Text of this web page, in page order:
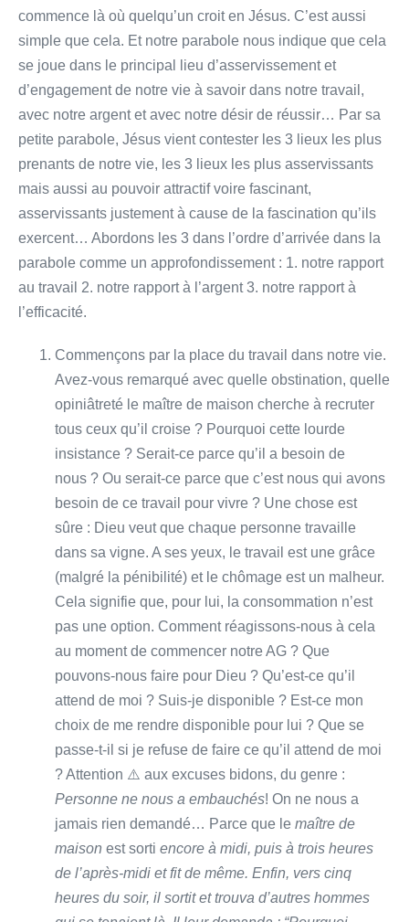
commence là où quelqu’un croit en Jésus. C’est aussi
simple que cela. Et notre parabole nous indique que cela
se joue dans le principal lieu d’asservissement et
d’engagement de notre vie à savoir dans notre travail,
avec notre argent et avec notre désir de réussir… Par sa
petite parabole, Jésus vient contester les 3 lieux les plus
prenants de notre vie, les 3 lieux les plus asservissants
mais aussi au pouvoir attractif voire fascinant,
asservissants justement à cause de la fascination qu’ils
exercent… Abordons les 3 dans l’ordre d’arrivée dans la
parabole comme un approfondissement : 1. notre rapport
au travail 2. notre rapport à l’argent 3. notre rapport à
l’efficacité.
Commençons par la place du travail dans notre vie.
Avez-vous remarqué avec quelle obstination, quelle
opiniâtreté le maître de maison cherche à recruter
tous ceux qu’il croise ? Pourquoi cette lourde
insistance ? Serait-ce parce qu’il a besoin de
nous ? Ou serait-ce parce que c’est nous qui avons
besoin de ce travail pour vivre ? Une chose est
sûre : Dieu veut que chaque personne travaille
dans sa vigne. A ses yeux, le travail est une grâce
(malgré la pénibilité) et le chômage est un malheur.
Cela signifie que, pour lui, la consommation n’est
pas une option. Comment réagissons-nous à cela
au moment de commencer notre AG ? Que
pouvons-nous faire pour Dieu ? Qu’est-ce qu’il
attend de moi ? Suis-je disponible ? Est-ce mon
choix de me rendre disponible pour lui ? Que se
passe-t-il si je refuse de faire ce qu’il attend de moi
? Attention ⚠️ aux excuses bidons, du genre :
Personne ne nous a embauchés! On ne nous a
jamais rien demandé… Parce que le maître de
maison est sorti encore à midi, puis à trois heures
de l’après-midi et fit de même. Enfin, vers cinq
heures du soir, il sortit et trouva d’autres hommes